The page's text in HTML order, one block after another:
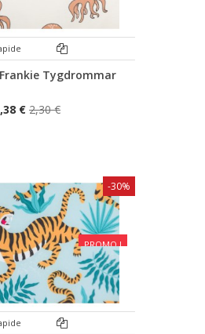
Frankie Tygdrommar
€ 2,30 €
PROMO !
-30%